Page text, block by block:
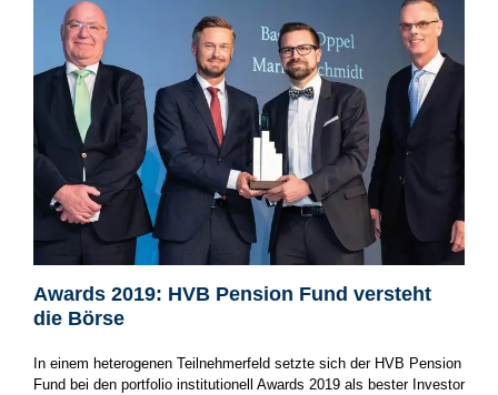
Awards 2019: HVB Pension Fund versteht
die Börse
In einem heterogenen Teilnehmerfeld setzte sich der HVB Pension
Fund bei den portfolio institutionell Awards 2019 als bester Investor